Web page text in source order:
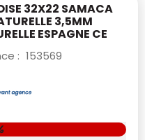
32X22 SAMACA
3,5MM
ESPAGNE CE
: 153569